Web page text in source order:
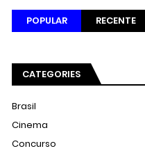
POPULAR RECENTE
CATEGORIES
Brasil
Cinema
Concurso